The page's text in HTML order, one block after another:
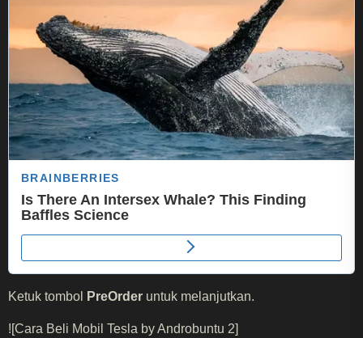
Ketuk tombol PreOrder untuk melanjutkan.
![Cara Beli Mobil Tesla by Androbuntu 2]